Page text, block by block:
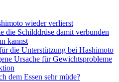
wieder verlierst
die Schilddrüse damit verbunden
kannst
die Unterstützung bei Hashimoto
Ursache für Gewichtsprobleme
dem Essen sehr müde?